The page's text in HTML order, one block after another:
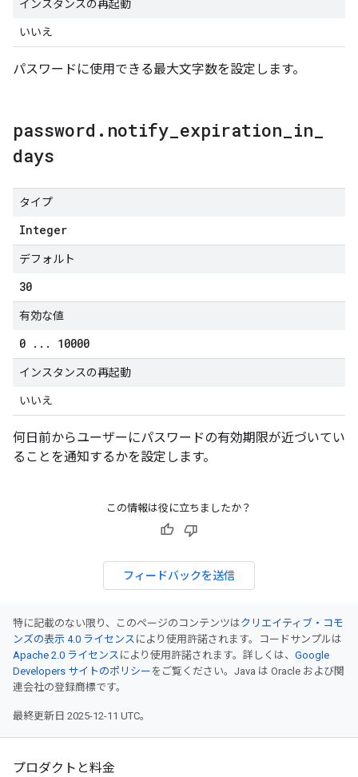
インスタンスの再起動
いいえ
パスワードに使用できる最大文字数を設定します。
password . notify expiration in
days
タイプ
Integer
デフォルト
30
有効な値
0 . . . 10000
インスタンスの再起動
いいえ
何日前からユーザーにパスワードの有効期限が近づいてい
ることを通知するかを設定します。
この情報は役に立ちましたか？
フィードバックを送信
特に記載のない限り、このページのコンテンツはクリエイティブ・コモ
ンズの表示 4.0 ライセンス により使用許諾されます。コードサンプルは
Apache 2.0 ライセンス により使用許諾されます。詳しくは、 Google
Developers サイトのポリシー をご覧ください。Java は Oracle および関
連会社の登録商標です。
最終更新日 2025-12-11 UTC。
プロダクトと料金